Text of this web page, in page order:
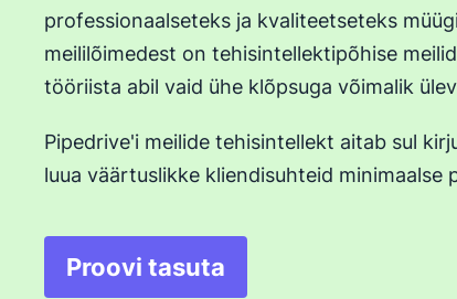
professionaalseteks ja kvaliteetseteks
meililõimedest on tehisintellektipõhise
tööriista abil vaid ühe klõpsuga võimalik
Pipedrive'i meilide tehisintellekt aitab sul
luua väärtuslikke kliendisuhteid minimaalse
Proovi tasuta
Avaneb uues aknas